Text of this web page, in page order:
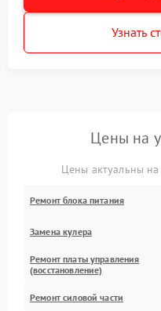
Узнать
Цены на
Цены актуальны
Ремонт блока питания
Замена кулера
Ремонт платы управления
(восстановление)
Ремонт силовой части